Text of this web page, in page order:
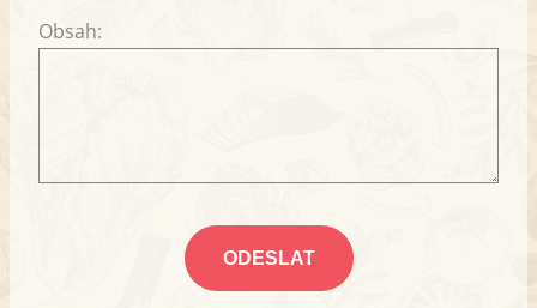
Obsah: